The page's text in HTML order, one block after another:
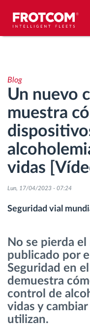
Análisis de la
Seguimiento del
Gestión de
Descarga remota
Control de acceso
Planificación y
Identificación
Descubrir todas
Blog
Un nuevo
muestra
vidas
Lun, 17/04/2023 - 07:24
Seguridad vial
No se pierda
publicado por
Seguridad en
demuestra
control de
vidas y
utilizan.